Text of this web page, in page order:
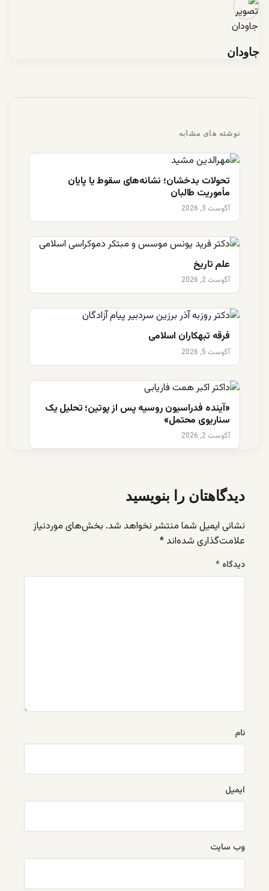
جاودان
نوشته های مشابه
تحولات بدخشان؛ نشانه‌های سقوط یا پایان
مأموریت طالبان
آگوست 3, 2026
علم تاریخ
آگوست 2, 2026
فرقه تبهکاران اسلامی
آگوست 5, 2026
«آینده فدراسیون روسیه پس از پوتین؛ تحلیل یک
سناریوی محتمل»
آگوست 2, 2026
دیدگاهتان را بنویسید
نشانی ایمیل شما منتشر نخواهد شد. بخش‌های موردنیاز
علامت‌گذاری شده‌اند *
دیدگاه *
نام
ایمیل
وب‌ سایت